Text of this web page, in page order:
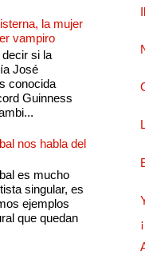
la mujer
vampiro
si la
José
conocida
Guinness
nos habla del
es mucho
singular, es
ejemplos
que quedan